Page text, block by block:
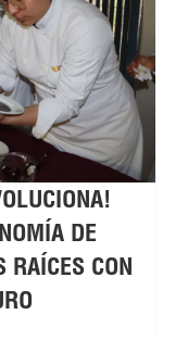
DE
RAÍCES CON